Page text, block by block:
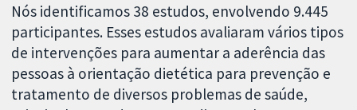
Nós identificamos 38 estudos, envolvendo 9.445
participantes. Esses estudos avaliaram vários tipos
de intervenções para aumentar a aderência das
pessoas à orientação dietética para prevenção e
tratamento de diversos problemas de saúde,